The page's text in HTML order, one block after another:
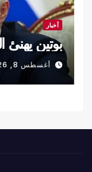
أخبار
بوتين
أغسطس 8, 2026